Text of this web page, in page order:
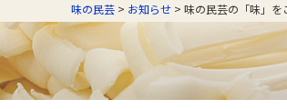
味の民芸 > お知らせ > 味の民芸の「味」